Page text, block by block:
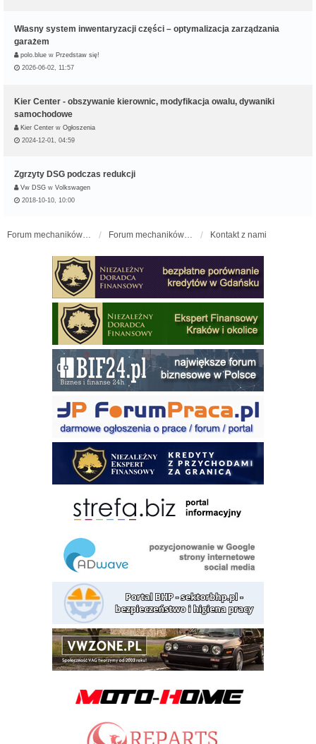
Własny system inwentaryzacji części – optymalizacja zarządzania
garażem
polo.blue w Przedstaw się!
2026-06-02, 11:57
Kier Center - obszywanie kierownic, modyfikacja owalu, dywaniki
samochodowe
Kier Center w Ogłoszenia
2024-12-01, 04:59
Zgrzyty DSG podczas redukcji
Vw DSG w Volkswagen
2018-10-10, 10:00
Forum mechaników samochodowych - forum-mechaniczne.pl Forum mechaników samochodowych Kontakt z nami